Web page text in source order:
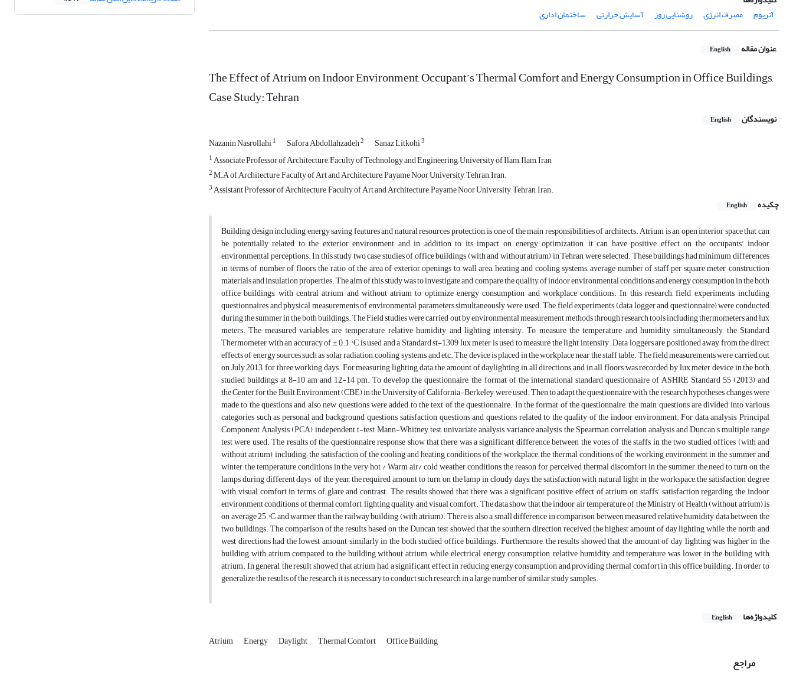
آتریوم
مصرف انرژی روشنایی روز آسایش حرارتی ساختمان اداری
عنوان مقاله English
The Effect of Atrium on Indoor Environment, Occupant’s Thermal Comfort and Energy Consumption in Office Buildings,
Case Study: Tehran
نویسندگان English
Nazanin Nasrollahi1 Safora Abdollahzadeh2 Sanaz Litkohi3
1Associate Professor of Architecture, Faculty of Technology and Engineering, University of Ilam, Ilam, Iran
2M.A of Architecture, Faculty of Art and Architecture, Payame Noor University, Tehran, Iran.
3Assistant Professor of Architecture, Faculty of Art and Architecture, Payame Noor University, Tehran, Iran.
چکیده
English
Building design including energy saving features and natural resources protection, is one of the main responsibilities of architects. Atrium is an open interior space that can
be potentially related to the exterior environment and in addition to its impact on energy optimization, it can have positive effect on the occupants’ indoor
environmental perceptions. In this study two case studies of office buildings (with and without atrium) in Tehran were selected. These buildings had minimum differences
in terms of number of floors, the ratio of the area of exterior openings to wall area, heating and cooling systems, average number of staff per square meter, construction
materials and insulation properties. The aim of this study was to investigate and compare the quality of indoor environmental conditions and energy consumption in the both
office buildings, with central atrium and without atrium to optimize energy consumption and workplace conditions. In this research, field experiments, including
questionnaires and physical measurements of environmental parameters simultaneously were used. The field experiments (data logger and questionnaire) were conducted
during the summer in the both buildings. The Field studies were carried out by environmental measurement methods through research tools including thermometers and lux
meters. The measured variables are temperature, relative humidity and lighting intensity. To measure the temperature and humidity simultaneously, the Standard
Thermometer with an accuracy of ± 0.1 ° C is used and a Standard st-1309 lux meter is used to measure the light intensity. Data loggers are positioned away from the direct
effects of energy sources such as solar radiation, cooling systems, and etc. The device is placed in the workplace near the staff table. The field measurements were carried out
on July 2013, for three working days. For measuring lighting data, the amount of daylighting in all directions and in all floors was recorded by lux meter device in the both
studied buildings at 8-10 am and 12-14 pm. To develop the questionnaire, the format of the international standard questionnaire of ASHRE Standard 55 (2013) and
the Center for the Built Environment (CBE) in the University of California-Berkeley were used. Then to adapt the questionnaire with the research hypotheses, changes were
made to the questions and also new questions were added to the text of the questionnaire. In the format of the questionnaire, the main questions are divided into various
categories such as personal and background questions, satisfaction questions and questions related to the quality of the indoor environment. For data analysis, Principal
Component Analysis (PCA), independent t-test, Mann-Whitney test, univariate analysis, variance analysis, the Spearman correlation analysis and Duncan’s multiple range
test were used. The results of the questionnaire response show that there was a significant difference between the votes of the staffs in the two studied offices (with and
without atrium), including; the satisfaction of the cooling and heating conditions of the workplace, the thermal conditions of the working environment in the summer and
winter, the temperature conditions in the very hot / Warm air/ cold weather conditions, the reason for perceived thermal discomfort in the summer, the need to turn on the
lamps during different days of the year, the required amount to turn on the lamp in cloudy days, the satisfaction with natural light in the workspace, the satisfaction degree
with visual comfort in terms of glare and contrast. The results showed that there was a significant positive effect of atrium on staffs’ satisfaction regarding the indoor
environment conditions of thermal comfort, lighting quality and visual comfort. The data show that the indoor air temperature of the Ministry of Health (without atrium) is
on average 25 ° C and warmer than the railway building (with atrium). There is also a small difference in comparison between measured relative humidity data between the
two buildings. The comparison of the results based on the Duncan test showed that the southern direction received the highest amount of day lighting while the north and
west directions had the lowest amount similarly in the both studied office buildings. Furthermore, the results showed that the amount of day lighting was higher in the
building with atrium compared to the building without atrium, while electrical energy consumption, relative humidity and temperature was lower in the building with
atrium. In general, the result showed that atrium had a significant effect in reducing energy consumption and providing thermal comfort in this office building. In order to
generalize the results of the research, it is necessary to conduct such research in a large number of similar study samples.
کلیدواژه‌ها English
Atrium Energy Daylight Thermal Comfort Office Building
مراجع